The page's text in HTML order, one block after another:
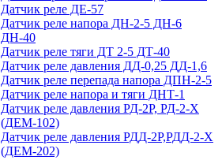
Датчик реле ДЕ-57
Датчик реле напора ДН-2-5 ДН-6
ДН-40
Датчик реле тяги ДТ 2-5 ДТ-40
Датчик реле давления ДД-0,25 ДД-1,6
Датчик реле перепада напора ДПН-2-5
Датчик реле напора и тяги ДНТ-1
Датчик реле давления РД-2Р, РД-2-Х
(ДЕМ-102)
Датчик реле давления РДД-2Р,РДД-2-Х
(ДЕМ-202)